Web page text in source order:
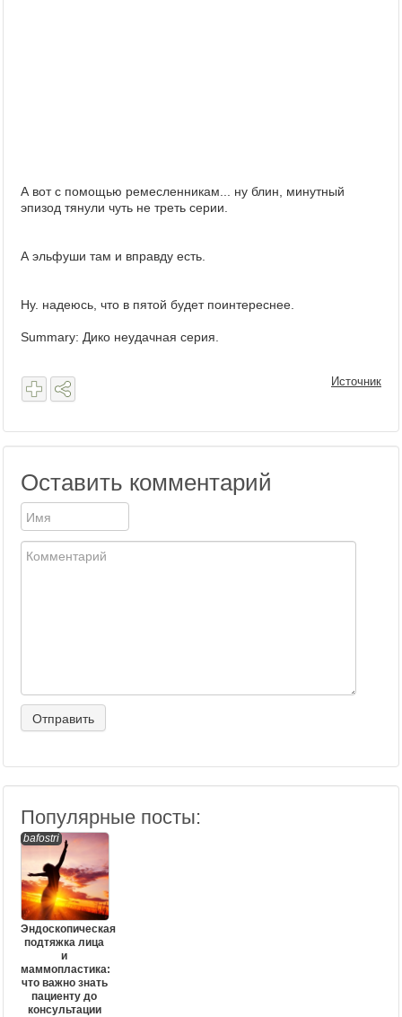
А вот с помощью ремесленникам... ну блин, минутный
эпизод тянули чуть не треть серии.
А эльфуши там и вправду есть.
Ну. надеюсь, что в пятой будет поинтереснее.
Summary: Дико неудачная серия.
Источник
Оставить комментарий
Популярные посты:
bafostri
Эндоскопическая
подтяжка лица
и
маммопластика:
что важно знать
пациенту до
консультации